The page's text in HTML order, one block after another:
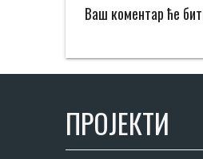
Ваш коментар ће
ПРОЈЕКТИ